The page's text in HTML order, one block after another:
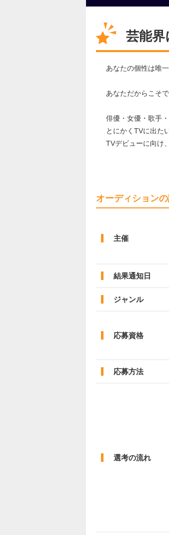
芸能界
あなたの個性は唯一
あなただからこそ
俳優・女優・歌手
とにかくTVに出た
TVデビューに向け
オーディション
主催
結果通知日
ジャンル
応募資格
応募方法
選考の流れ